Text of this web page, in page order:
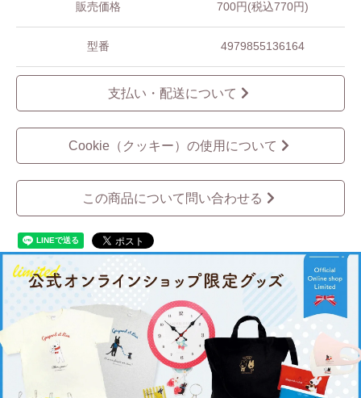
販売価格 700円(税込770円)
型番 4979855136164
支払い・配送について
Cookie（クッキー）の使用について
この商品について問い合わせる